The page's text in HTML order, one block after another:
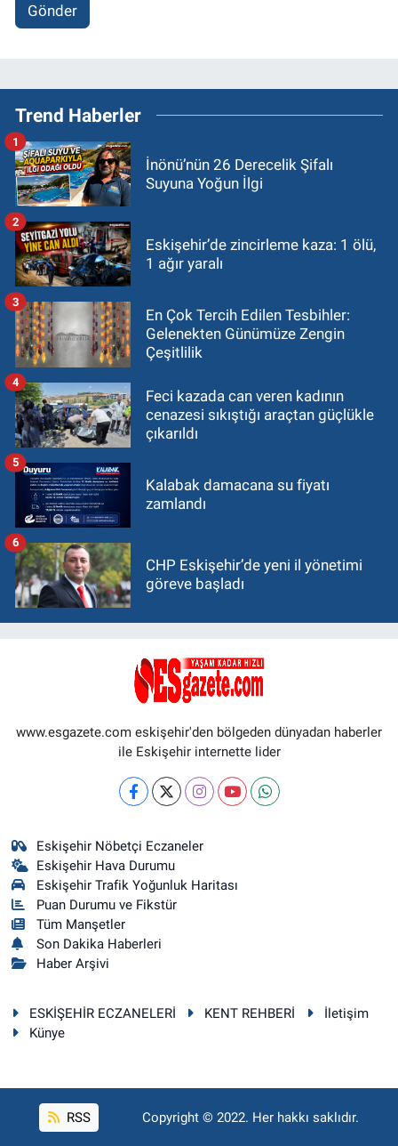
Gönder
Trend Haberler
İnönü’nün 26 Derecelik Şifalı
Suyuna Yoğun İlgi
1
Eskişehir’de zincirleme kaza: 1 ölü,
1 ağır yaralı
2
En Çok Tercih Edilen Tesbihler:
Gelenekten Günümüze Zengin
Çeşitlilik
3
Feci kazada can veren kadının
cenazesi sıkıştığı araçtan güçlükle
çıkarıldı
4
Kalabak damacana su fiyatı
zamlandı
5
CHP Eskişehir’de yeni il yönetimi
göreve başladı
6
www.esgazete.com eskişehir'den bölgeden dünyadan haberler
ile Eskişehir internette lider
Eskişehir Nöbetçi Eczaneler
Eskişehir Hava Durumu
Eskişehir Trafik Yoğunluk Haritası
Puan Durumu ve Fikstür
Tüm Manşetler
Son Dakika Haberleri
Haber Arşivi
ESKİŞEHİR ECZANELERİ KENT REHBERİ
İletişim
Künye
RSS Copyright © 2022. Her hakkı saklıdır.